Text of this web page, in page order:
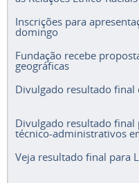
Inscrições para
domingo
Fundação recebe
geográficas
Divulgado resultado final
Divulgado resultado
técnico-administrativos
Veja resultado final para